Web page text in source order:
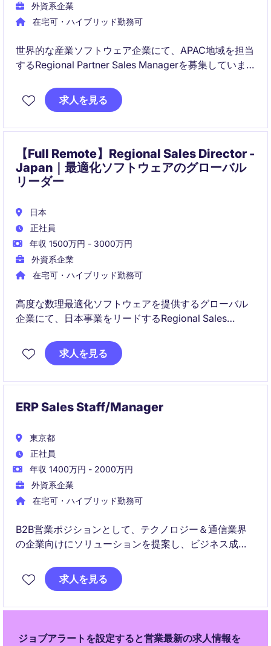
外資系企業
在宅可・ハイブリッド勤務可
世界的な産業ソフトウェア企業にて、APAC地域を担当
するRegional Partner Sales Managerを募集していま
業・エネルギー業界向けDXソリューションの成長を牽
引する戦略的ポジションです。
求人を見る
【Full Remote】Regional Sales Director -
Japan｜最適化ソフトウェアのグローバル
リーダー
日本
正社員
年収 1500万円 - 3000万円
外資系企業
在宅可・ハイブリッド勤務可
高度な数理最適化ソフトウェアを提供するグローバル
企業にて、日本事業をリードするRegional Sales
売上成長の推進、営業組織のマネジメント、エンター
求人を見る
ERP Sales Staff/Manager
東京都
正社員
年収 1400万円 - 2000万円
外資系企業
在宅可・ハイブリッド勤務可
B2B営業ポジションとして、テクノロジー＆通信業界
の企業向けにソリューションを提案し、ビジネス成長
品やサービスを提供することが求められます。
求人を見る
ジョブアラートを設定すると営業最新の求人情報を